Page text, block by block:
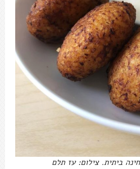
ביתית. צילום: עז תלם